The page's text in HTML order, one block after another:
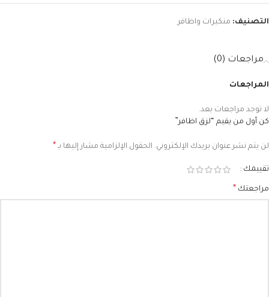
التصنيف: منكيرات واظافر
مراجعات (0)
المراجعات
لا توجد مراجعات بعد.
كن أول من يقيم “لزق اظافر”
لن يتم نشر عنوان بريدك الإلكتروني. الحقول الإلزامية مشار إليها بـ *
تقييمك
مراجعتك *